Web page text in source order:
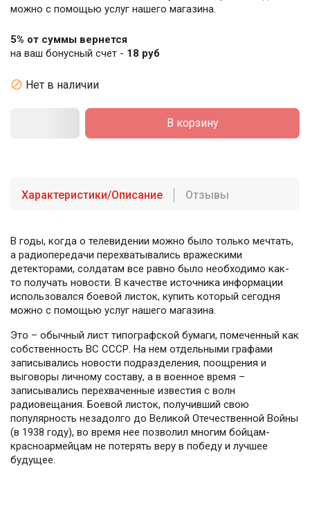
можно с помощью услуг нашего магазина.
5% от суммы вернется
на ваш бонусный счет - 18 руб
 Нет в наличии
В корзину
Характеристики/Описание Отзывы
В годы, когда о телевидении можно было только мечтать,
а радиопередачи перехватывались вражескими
детекторами, солдатам все равно было необходимо как-
то получать новости. В качестве источника информации
использовался боевой листок, купить который сегодня
можно с помощью услуг нашего магазина.
Это – обычный лист типографской бумаги, помеченный как
собственность ВС СССР. На нем отдельными графами
записывались новости подразделения, поощрения и
выговоры личному составу, а в военное время –
записывались перехваченные известия с волн
радиовещания. Боевой листок, получивший свою
популярность незадолго до Великой Отечественной Войны
(в 1938 году), во время нее позволил многим бойцам-
красноармейцам не потерять веру в победу и лучшее
будущее.